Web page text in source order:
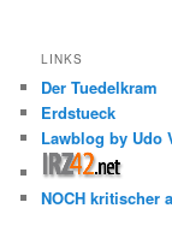
LINKS
Der Tuedelkram
Erdstueck
Lawblog by Udo
NOCH kritischer